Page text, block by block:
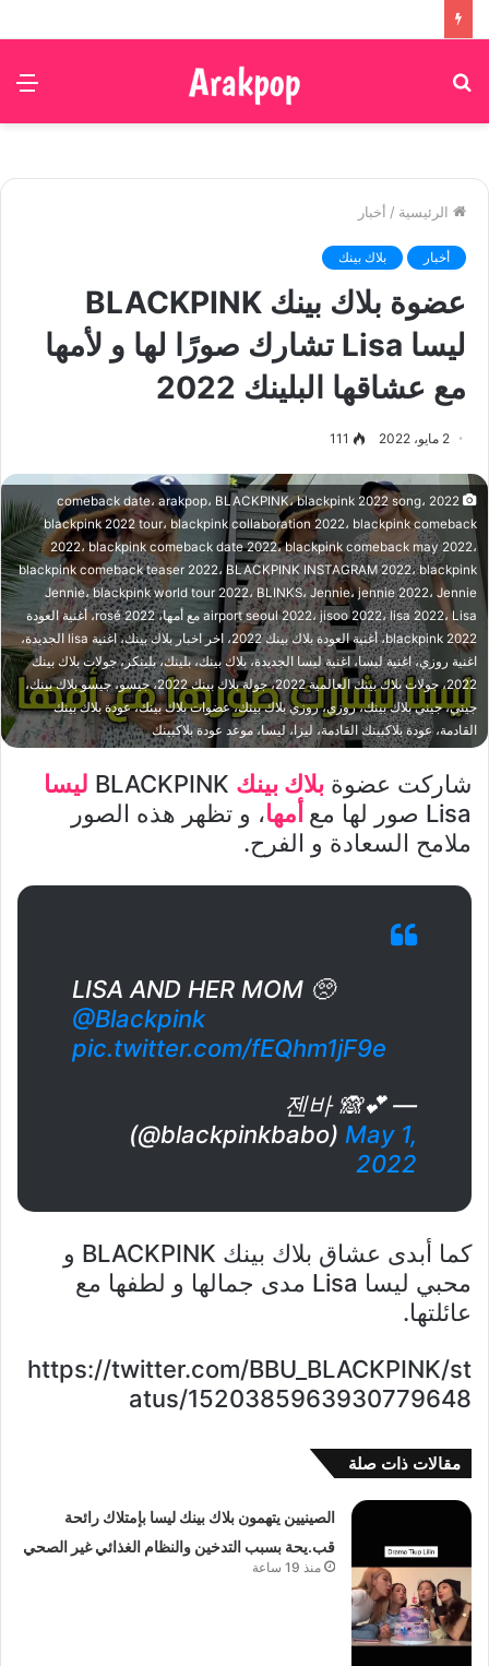
الرئيسية / أخبار
أخبار بلاك بينك
عضوة بلاك بينك BLACKPINK
ليسا Lisa تشارك صورًا لها و لأمها
مع عشاقها البلينك 2022
2 مايو، 2022 111
2022 comeback date، arakpop، BLACKPINK، blackpink 2022 song،
blackpink 2022 tour، blackpink collaboration 2022، blackpink comeback
2022، blackpink comeback date 2022، blackpink comeback may 2022،
blackpink comeback teaser 2022، BLACKPINK INSTAGRAM 2022، blackpink
Jennie، blackpink world tour 2022، BLINKS، Jennie، jennie 2022، Jennie
airport seoul 2022، jisoo 2022، lisa 2022، Lisa مع أمها، rosé 2022، أغنية العودة
blackpink 2022، أغنية العودة بلاك بينك 2022، اخر اخبار بلاك بينك، اغنية lisa الجديدة،
اغنية روزي، اغنية ليسا، اغنية ليسا الجديدة، بلاك بينك، بلينك، بلينكز، جولات بلاك بينك
2022، جولات بلاك بينك العالمية 2022، جولة بلاك بينك 2022، جيسو، جيسو بلاك بينك،
جيني، جيني بلاك بينك، روزي، روزي بلاك بينك، عضوات بلاك بينك، عودة بلاك بينك
القادمة، عودة بلاكبينك القادمة، ليزا، ليسا، موعد عودة بلاكبينك
شاركت عضوة بلاك بينك
ليسا
Lisa صور لها مع
أمها، و تظهر هذه الصور
ملامح السعادة و الفرح.
LISA AND HER MOM 🥺
@Blackpink
pic.twitter.com/fEQhm1jF9e
— 젠바 🙈💕
(@blackpinkbabo) May 1,
2022
كما أبدى عشاق بلاك بينك BLACKPINK و
محبي ليسا Lisa مدى جمالها و لطفها مع
عائلتها.
https://twitter.com/BBU_BLACKPINK/st
atus/1520385963930779648
مقالات ذات صلة
الصينيين يتهمون بلاك بينك ليسا بإمتلاك رائحة
قب.يحة بسبب التدخين والنظام الغذائي غير الصحي
منذ 19 ساعة